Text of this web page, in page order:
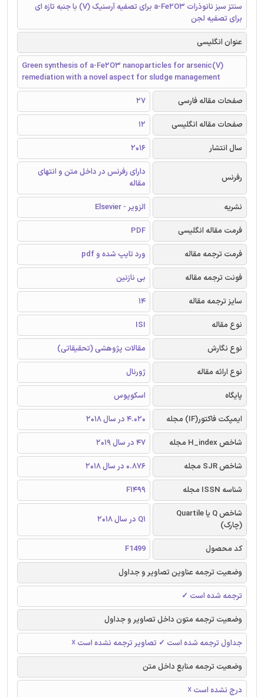
سنتز سبز نانوذرات a-Fe2O3 برای تصفیه آرسنیک (V) با جنبه تازه ای
برای تصفیه لجن
عنوان انگلیسی
Green synthesis of a-Fe2O3 nanoparticles for arsenic(V)
remediation with a novel aspect for sludge management
صفحات مقاله فارسی
27
صفحات مقاله انگلیسی
12
سال انتشار
2016
رفرنس
دارای رفرنس در داخل متن و انتهای
مقاله
نشریه
الزویر - Elsevier
فرمت مقاله انگلیسی
PDF
فرمت ترجمه مقاله
ورد تایپ شده و pdf
فونت ترجمه مقاله
بی نازنین
سایز ترجمه مقاله
14
نوع مقاله
ISI
نوع نگارش
مقالات پژوهشی (تحقیقاتی)
نوع ارائه مقاله
ژورنال
پایگاه
اسکوپوس
ایمپکت فاکتور(IF) مجله
4.020 در سال 2018
شاخص H_index مجله
47 در سال 2019
شاخص SJR مجله
0.876 در سال 2018
شناسه ISSN مجله
F1499
شاخص Q یا Quartile
(چارک)
Q1 در سال 2018
کد محصول
F1499
وضعیت ترجمه عناوین تصاویر و جداول
ترجمه شده است ✓
وضعیت ترجمه متون داخل تصاویر و جداول
جداول ترجمه شده است ✓ تصاویر ترجمه نشده است ☓
وضعیت ترجمه منابع داخل متن
درج نشده است ☓